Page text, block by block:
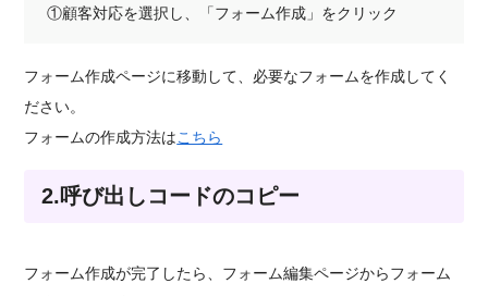
①顧客対応を選択し、「フォーム作成」をクリック
フォーム作成ページに移動して、必要なフォームを作成してく
ださい。
フォームの作成方法はこちら
2.呼び出しコードのコピー
フォーム作成が完了したら、フォーム編集ページからフォーム